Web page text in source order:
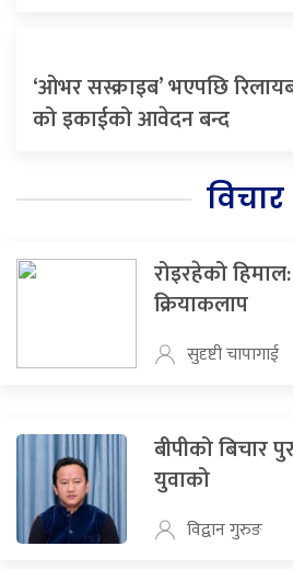
‘ओभर सस्क्राइब’ भएपछि
को इकाईको आवेदन बन्द
विचार
रोइरहेको
क्रियाकलाप
सुदृष्टी चापागाई
बीपीको बिचार
युवाको
विद्वान गुरुङ